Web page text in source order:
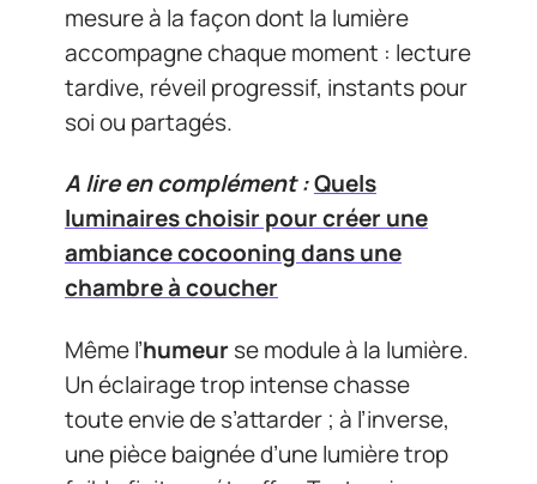
mesure à la façon dont la lumière
accompagne chaque moment : lecture
tardive, réveil progressif, instants pour
soi ou partagés.
A lire en complément :Quels
luminaires choisir pour créer une
ambiance cocooning dans une
chambre à coucher
Même l’humeurse module à la lumière.
Un éclairage trop intense chasse
toute envie de s’attarder ; à l’inverse,
une pièce baignée d’une lumière trop